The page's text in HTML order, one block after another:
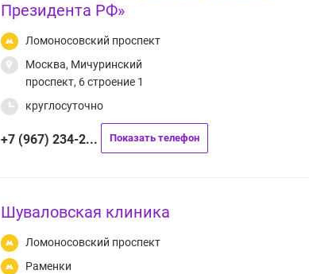
Президента РФ»
Ломоносовский проспект
Москва, Мичуринский
проспект, 6 строение 1
круглосуточно
+7 (967) 234-2... Показать телефон
Шуваловская клиника
Ломоносовский проспект
Раменки